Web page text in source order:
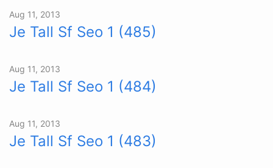
Aug 11, 2013
Je Tall Sf Seo 1 (485)
Aug 11, 2013
Je Tall Sf Seo 1 (484)
Aug 11, 2013
Je Tall Sf Seo 1 (483)